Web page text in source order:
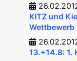
KITZ und
Wettbewerb
13.+14.8: 1.